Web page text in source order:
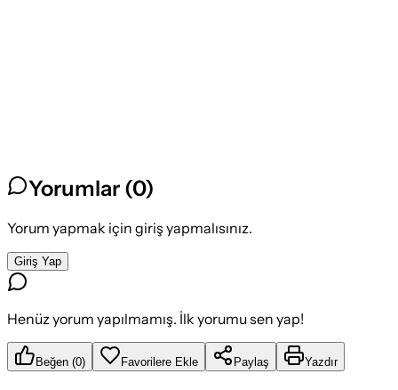
Yorumlar (0)
Yorum yapmak için giriş yapmalısınız.
Giriş Yap
Henüz yorum yapılmamış. İlk yorumu sen yap!
Beğen (0) Favorilere Ekle Paylaş Yazdır